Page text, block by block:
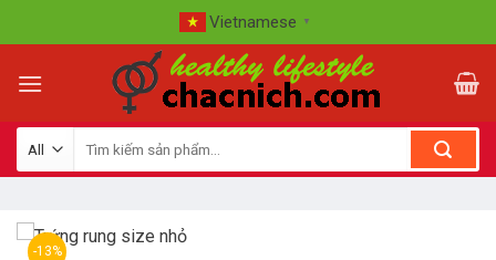
to
Vietnamese ▼
-13%